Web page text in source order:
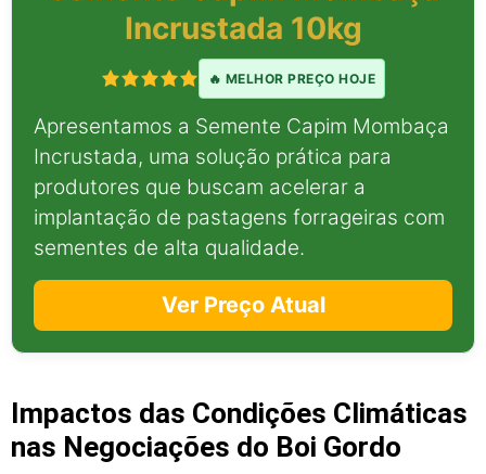
Incrustada 10kg
🔥 MELHOR PREÇO HOJE
Apresentamos a Semente Capim Mombaça
Incrustada, uma solução prática para
produtores que buscam acelerar a
implantação de pastagens forrageiras com
sementes de alta qualidade.
Ver Preço Atual
Impactos das Condições Climáticas
nas Negociações do Boi Gordo